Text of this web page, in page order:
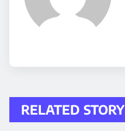
RELATED STORY